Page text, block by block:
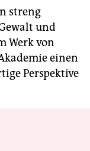
streng
und
Werk von
einen
Perspektive